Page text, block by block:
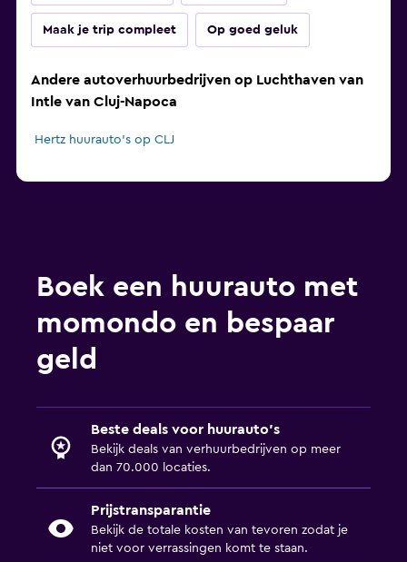
Maak je trip compleet Op goed geluk
Andere autoverhuurbedrijven op Luchthaven van
Intle van Cluj-Napoca
Hertz huurauto's op CLJ
Boek een huurauto met
momondo en bespaar
geld
Beste deals voor huurauto's
Bekijk deals van verhuurbedrijven op meer
dan 70.000 locaties.
Prijstransparantie
Bekijk de totale kosten van tevoren zodat je
niet voor verrassingen komt te staan.